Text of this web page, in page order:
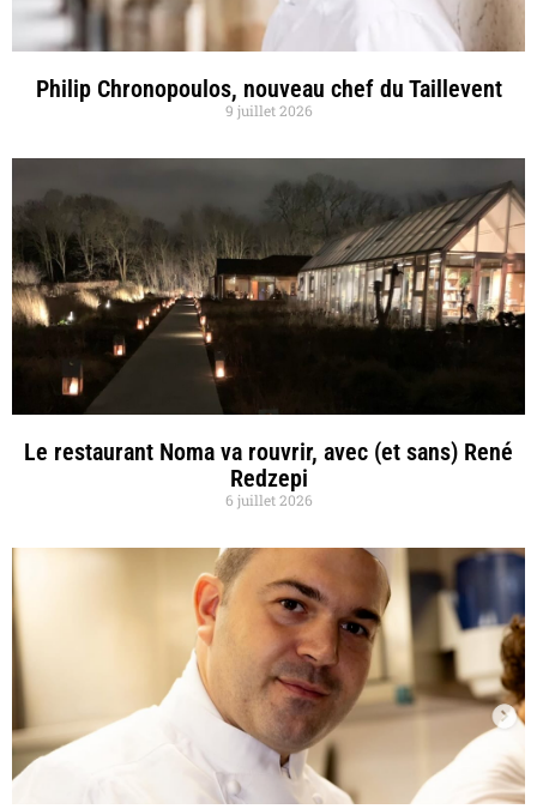
Philip Chronopoulos, nouveau chef du Taillevent
9 juillet 2026
Le restaurant Noma va rouvrir, avec (et sans) René
Redzepi
6 juillet 2026